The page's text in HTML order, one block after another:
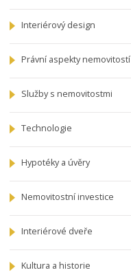
Interiérový design
Právní aspekty nemovitostí
Služby s nemovitostmi
Technologie
Hypotéky a úvěry
Nemovitostní investice
Interiérové dveře
Kultura a historie